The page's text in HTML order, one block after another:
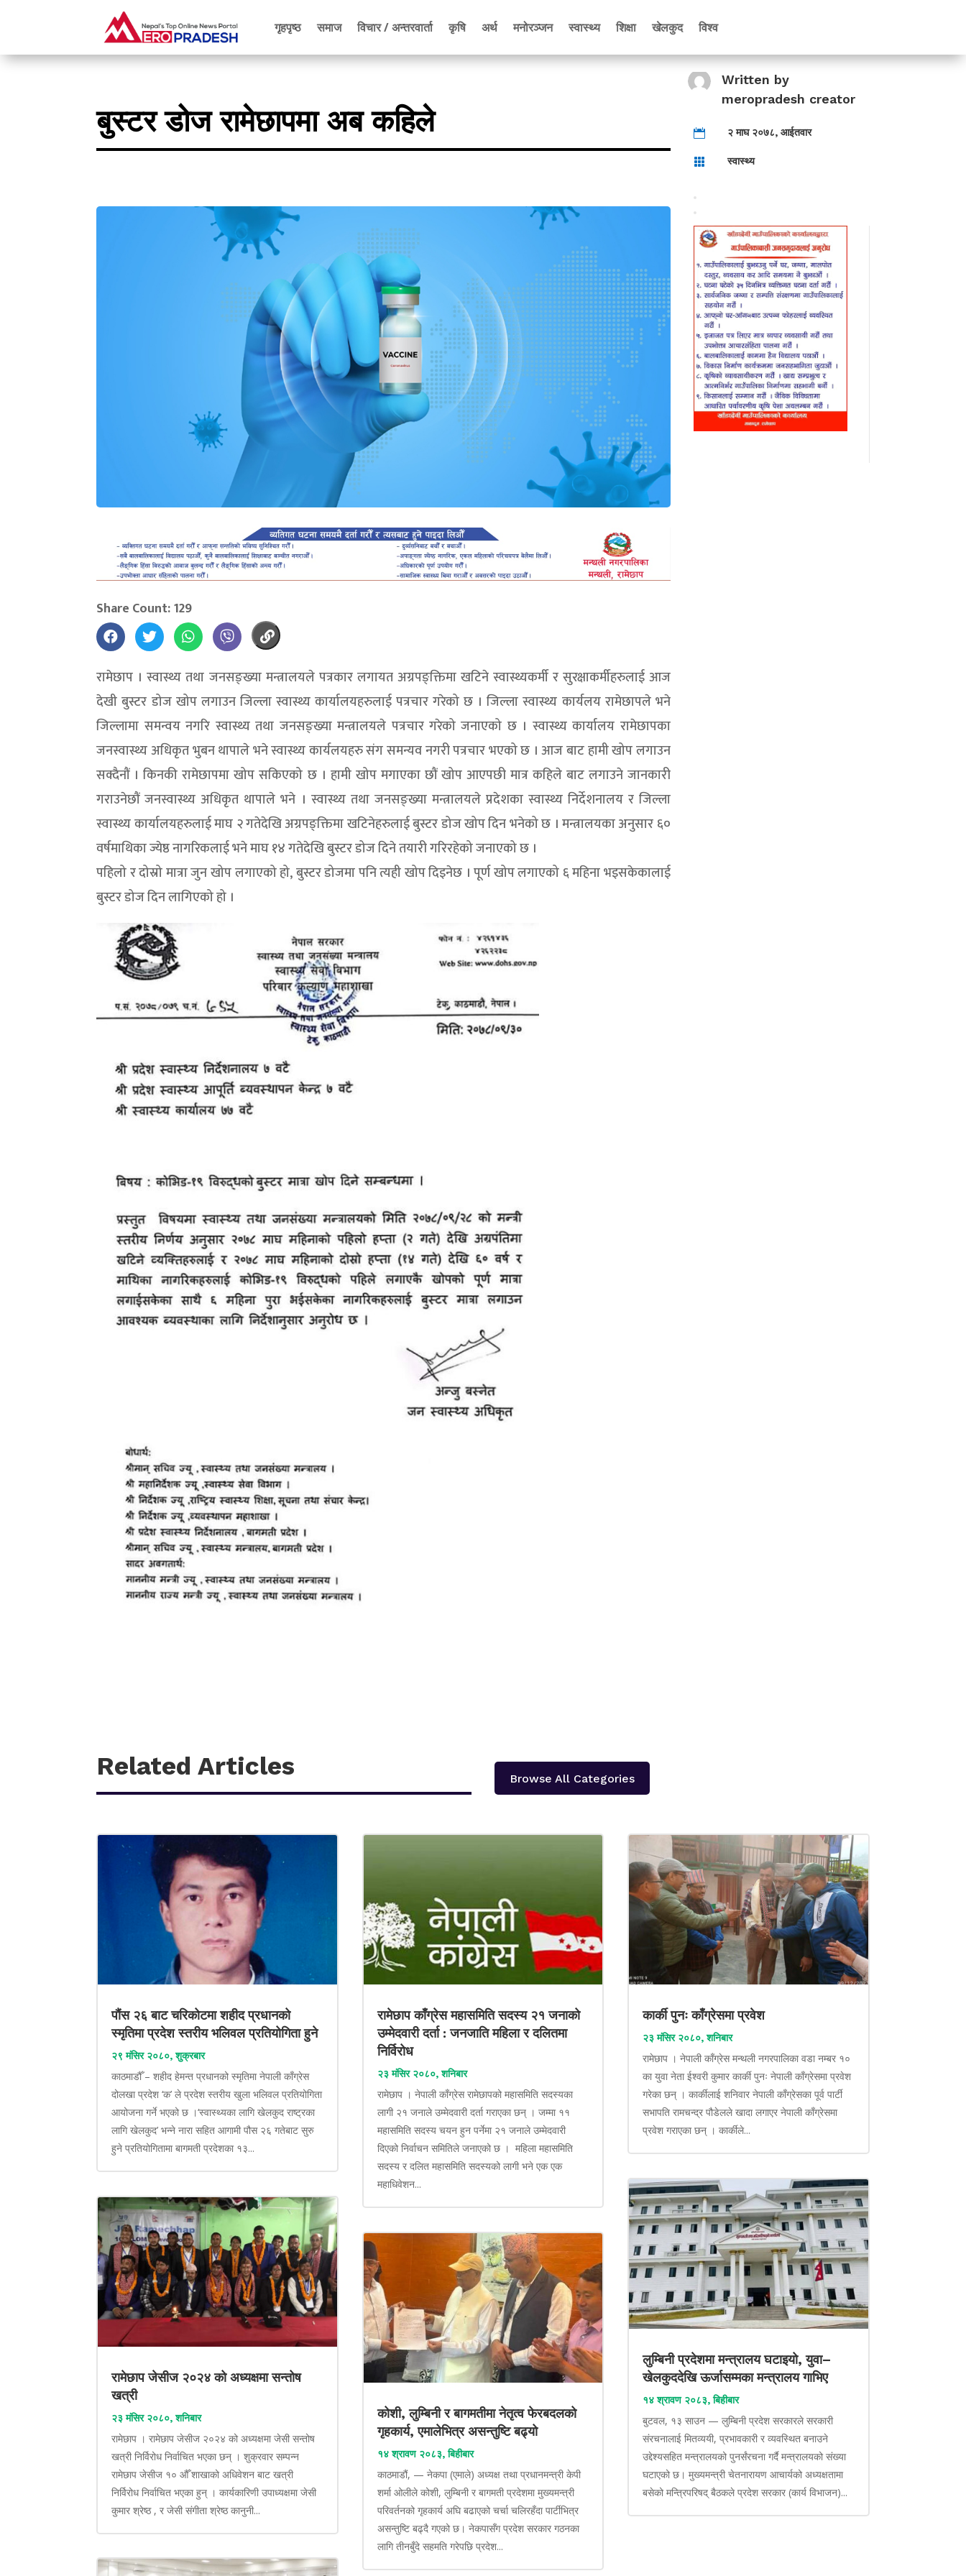
गृहपृष्ठ समाज विचार / अन्तरवार्ता कृषि अर्थ मनोरञ्जन स्वास्थ्य शिक्षा खेलकुद विश्व
बुस्टर डोज रामेछापमा अब कहिले
Written by
meropradesh creator
 २ माघ २०७८, आईतवार
 स्वास्थ्य
Share Count: 129
रामेछाप । स्वास्थ्य तथा जनसङ्ख्या मन्त्रालयले पत्रकार लगायत अग्रपङ्क्तिमा खटिने स्वास्थ्यकर्मी र सुरक्षाकर्मीहरुलाई आज
देखी बुस्टर डोज खोप लगाउन जिल्ला स्वास्थ्य कार्यालयहरुलाई पत्रचार गरेको छ । जिल्ला स्वास्थ्य कार्यलय रामेछापले भने
जिल्लामा समन्वय नगरि स्वास्थ्य तथा जनसङ्ख्या मन्त्रालयले पत्रचार गरेको जनाएको छ । स्वास्थ्य कार्यालय रामेछापका
जनस्वास्थ्य अधिकृत भुबन थापाले भने स्वास्थ्य कार्यलयहरु संग समन्यव नगरी पत्रचार भएको छ । आज बाट हामी खोप लगाउन
सक्दैनौं । किनकी रामेछापमा खोप सकिएको छ । हामी खोप मगाएका छौं खोप आएपछी मात्र कहिले बाट लगाउने जानकारी
गराउनेछौं जनस्वास्थ्य अधिकृत थापाले भने । स्वास्थ्य तथा जनसङ्ख्या मन्त्रालयले प्रदेशका स्वास्थ्य निर्देशनालय र जिल्ला
स्वास्थ्य कार्यालयहरुलाई माघ २ गतेदेखि अग्रपङ्क्तिमा खटिनेहरुलाई बुस्टर डोज खोप दिन भनेको छ । मन्त्रालयका अनुसार ६०
वर्षमाथिका ज्येष्ठ नागरिकलाई भने माघ १४ गतेदेखि बुस्टर डोज दिने तयारी गरिरहेको जनाएको छ ।
पहिलो र दोस्रो मात्रा जुन खोप लगाएको हो, बुस्टर डोजमा पनि त्यही खोप दिइनेछ । पूर्ण खोप लगाएको ६ महिना भइसकेकालाई
बुस्टर डोज दिन लागिएको हो ।
Related Articles Browse All Categories
पौंस २६ बाट चरिकोटमा शहीद प्रधानको
स्मृतिमा प्रदेश स्तरीय भलिवल प्रतियोगिता हुने
२९ मंसिर २०८०, शुक्रबार
काठमाडौँ – शहीद हेमन्त प्रधानको स्मृतिमा नेपाली काँग्रेस
दोलखा प्रदेश ‘क’ ले प्रदेश स्तरीय खुला भलिवल प्रतियोगिता
आयोजना गर्ने भएको छ ।‘स्वास्थ्यका लागि खेलकुद राष्ट्रका
लागि खेलकुद’ भन्ने नारा सहित आगामी पौस २६ गतेबाट सुरु
हुने प्रतियोगितामा बागमती प्रदेशका १३...
रामेछाप जेसीज २०२४ को अध्यक्षमा सन्तोष
खत्री
२३ मंसिर २०८०, शनिबार
रामेछाप । रामेछाप जेसीज २०२४ को अध्यक्षमा जेसी सन्तोष
खत्री निर्विरोध निर्वाचित भएका छन् । शुक्रवार सम्पन्न
रामेछाप जेसीज १० औँ शाखाको अधिवेशन बाट खत्री
निर्विरोध निर्वाचित भएका हुन् । कार्यकारिणी उपाध्यक्षमा जेसी
कुमार श्रेष्ठ , र जेसी संगीता श्रेष्ठ कानुनी...
रामेछाप काँग्रेस महासमिति सदस्य २१ जनाको
उम्मेदवारी दर्ता : जनजाति महिला र दलितमा
निर्विरोध
२३ मंसिर २०८०, शनिबार
रामेछाप । नेपाली काँग्रेस रामेछापको महासमिति सदस्यका
लागी २१ जनाले उम्मेदवारी दर्ता गराएका छन् । जम्मा ११
महासमिति सदस्य चयन हुन पर्नेमा २१ जनाले उम्मेदवारी
दिएको निर्वाचन समितिले जनाएको छ । महिला महासमिति
सदस्य र दलित महासमिति सदस्यको लागी भने एक एक
महाधिवेशन...
कोशी, लुम्बिनी र बागमतीमा नेतृत्व फेरबदलको
गृहकार्य, एमालेभित्र असन्तुष्टि बढ्यो
१४ श्रावण २०८३, बिहीबार
काठमाडौं, — नेकपा (एमाले) अध्यक्ष तथा प्रधानमन्त्री केपी
शर्मा ओलीले कोशी, लुम्बिनी र बागमती प्रदेशमा मुख्यमन्त्री
परिवर्तनको गृहकार्य अघि बढाएको चर्चा चलिरहँदा पार्टीभित्र
असन्तुष्टि बढ्दै गएको छ। नेकपासँग प्रदेश सरकार गठनका
लागि तीनबुँदे सहमति गरेपछि प्रदेश...
कार्की पुनः काँग्रेसमा प्रवेश
२३ मंसिर २०८०, शनिबार
रामेछाप । नेपाली काँग्रेस मन्थली नगरपालिका वडा नम्बर १०
का युवा नेता ईश्वरी कुमार कार्की पुनः नेपाली काँग्रेसमा प्रवेश
गरेका छन् । कार्कीलाई शनिवार नेपाली काँग्रेसका पूर्व पार्टी
सभापति रामचन्द्र पौडेलले खादा लगाएर नेपाली काँग्रेसमा
प्रवेश गराएका छन् । कार्कीले...
लुम्बिनी प्रदेशमा मन्त्रालय घटाइयो, युवा–
खेलकुददेखि ऊर्जासम्मका मन्त्रालय गाभिए
१४ श्रावण २०८३, बिहीबार
बुटवल, १३ साउन — लुम्बिनी प्रदेश सरकारले सरकारी
संरचनालाई मितव्ययी, प्रभावकारी र व्यवस्थित बनाउने
उद्देश्यसहित मन्त्रालयको पुनर्संरचना गर्दै मन्त्रालयको संख्या
घटाएको छ। मुख्यमन्त्री चेतनारायण आचार्यको अध्यक्षतामा
बसेको मन्त्रिपरिषद् बैठकले प्रदेश सरकार (कार्य विभाजन)...